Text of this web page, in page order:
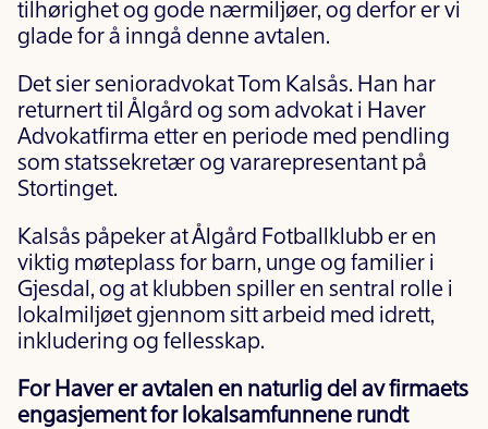
tilhørighet og gode nærmiljøer, og derfor er vi
glade for å inngå denne avtalen.
Det sier senioradvokat Tom Kalsås. Han har
returnert til Ålgård og som advokat i Haver
Advokatfirma etter en periode med pendling
som statssekretær og vararepresentant på
Stortinget.
Kalsås påpeker at Ålgård Fotballklubb er en
viktig møteplass for barn, unge og familier i
Gjesdal, og at klubben spiller en sentral rolle i
lokalmiljøet gjennom sitt arbeid med idrett,
inkludering og fellesskap.
For Haver er avtalen en naturlig del av firmaets
engasjement for lokalsamfunnene rundt